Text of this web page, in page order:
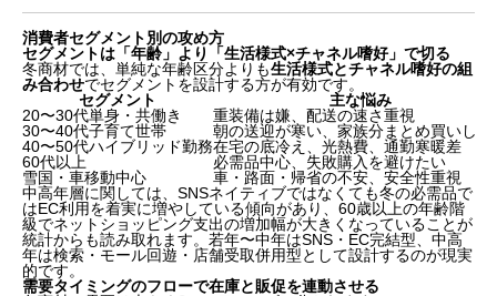
消費者セグメント別の攻め方
セグメントは「年齢」より「生活様式×チャネル嗜好」で切る
冬商材では、単純な年齢区分よりも生活様式とチャネル嗜好の組
み合わせでセグメントを設計する方が有効です。
セグメント
主な悩み
20〜30代単身・共働き
重装備は嫌、配送の速さ重視
30〜40代子育て世帯
朝の送迎が寒い、家族分まとめ買いした
40〜50代ハイブリッド勤務在宅の底冷え、光熱費、通勤寒暖差
60代以上
必需品中心、失敗購入を避けたい
雪国・車移動中心
車・路面・帰省の不安、安全性重視
中高年層に関しては、SNSネイティブではなくても冬の必需品で
はEC利用を着実に増やしている傾向があり、60歳以上の年齢階
級でネットショッピング支出の増加幅が大きくなっていることが
統計からも読み取れます。若年〜中年はSNS・EC完結型、中高
年は検索・モール回遊・店舗受取併用型として設計するのが現実
的です。
需要タイミングのフローで在庫と販促を連動させる